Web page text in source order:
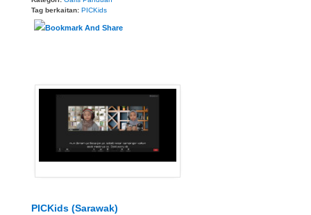
Tag berkaitan: PICKids
PICKids (Sarawak)